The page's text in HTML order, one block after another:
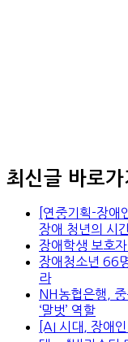
최신글 바로가
[연중기획-장
장애 청년의 시
장애학생 보호
장애청소년 66
라
NH농협은행,
‘말벗’ 역할
[AI 시대, 장애